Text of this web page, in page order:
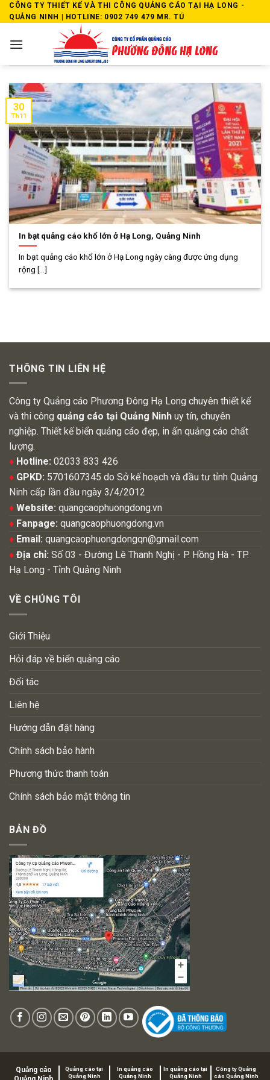
Skip
to
CÔNG TY THIẾT KẾ VÀ THI CÔNG QUẢNG CÁO TẠI HẠ LONG -
QUẢNG NINH | HOTLINE: 0902 749 479 MR. TÚ
In bạt quảng cáo khổ lớn ở Hạ Long, Quảng Ninh
In bạt quảng cáo khổ lớn ở Hạ Long ngày càng được ứng dụng
rộng [...]
30
Th11
THÔNG TIN LIÊN HỆ
Công ty Quảng cáo Phương Đông Hạ Long chuyên thiết kế
và thi công quảng cáo tại Quảng Ninh uy tín, chuyên
nghiệp. Thiết kế biển quảng cáo đẹp, in ấn quảng cáo chất
lượng.
♦ Hotline: 02033 833 426
♦ GPKD: 5701607345 do Sở kế hoạch và đầu tư tỉnh Quảng
Ninh cấp lần đầu ngày 3/4/2012
♦ Website: quangcaophuongdong.vn
♦ Fanpage: quangcaophuongdong.vn
♦ Email: quangcaophuongdongqn@gmail.com
♦ Địa chỉ: Số 03 - Đường Lê Thanh Nghị - P. Hồng Hà - TP.
Hạ Long - Tỉnh Quảng Ninh
VỀ CHÚNG TÔI
Giới Thiệu
Hỏi đáp về biển quảng cáo
Đối tác
Liên hệ
Hướng dẫn đặt hàng
Chính sách bảo hành
Phương thức thanh toán
Chính sách bảo mật thông tin
BẢN ĐỒ
Quảng cáo
Quảng cáo tại
Quảng Ninh
In quảng cáo
Quảng Ninh
In quảng cáo tại
Quảng Ninh
Công ty Quảng
cáo Quảng Ninh